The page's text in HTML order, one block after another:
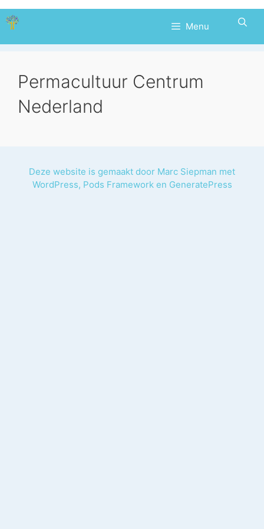
Ga
naar
Menu
Permacultuur Centrum
Nederland
Deze website is gemaakt door Marc Siepman met
WordPress, Pods Frameworken GeneratePress